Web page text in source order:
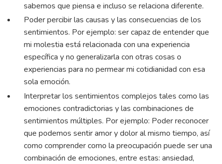
sabemos que piensa e incluso se relaciona diferente.
Poder percibir las causas y las consecuencias de los
sentimientos. Por ejemplo: ser capaz de entender que
mi molestia está relacionada con una experiencia
específica y no generalizarla con otras cosas o
experiencias para no permear mi cotidianidad con esa
sola emoción.
Interpretar los sentimientos complejos tales como las
emociones contradictorias y las combinaciones de
sentimientos múltiples. Por ejemplo: Poder reconocer
que podemos sentir amor y dolor al mismo tiempo, así
como comprender como la preocupación puede ser una
combinación de emociones, entre estas: ansiedad,